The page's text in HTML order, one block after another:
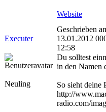
Website
Executer
Geschrieben
13.01.2012
12:58
Neuling
Du solltest
in den Namen
So sieht deine
http://
radio.com/